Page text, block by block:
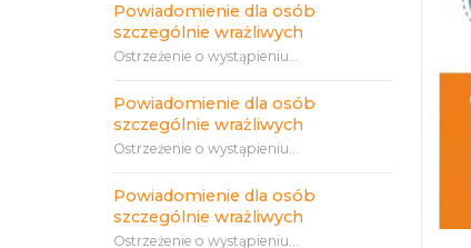
Powiadomienie dla osób
szczególnie wrażliwych
Ostrzeżenie o wystąpieniu...
Powiadomienie dla osób
szczególnie wrażliwych
Ostrzeżenie o wystąpieniu...
Powiadomienie dla osób
szczególnie wrażliwych
Ostrzeżenie o wystąpieniu...